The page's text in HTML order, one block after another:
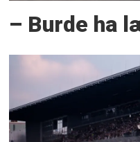
– Burde ha